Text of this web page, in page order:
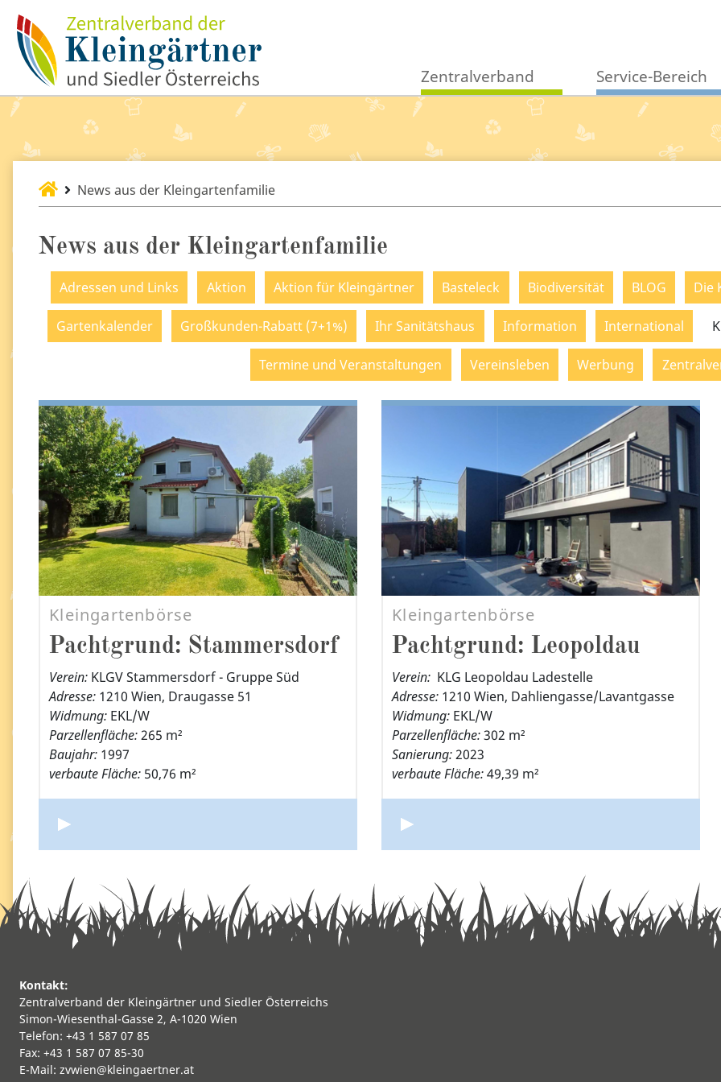
Zentralverband Service-Bereich
News aus der Kleingartenfamilie
News aus der Kleingartenfamilie
Adressen und Links Aktion Aktion für Kleingärtner Basteleck Biodiversität BLOG Die
Gartenkalender Großkunden-Rabatt (7+1%) Ihr Sanitätshaus Information International
Termine und Veranstaltungen Vereinsleben Werbung
Kleingartenbörse
Pachtgrund: Stammersdorf
Verein: KLGV Stammersdorf - Gruppe Süd
Adresse: 1210 Wien, Draugasse 51
Widmung: EKL/W
Parzellenfläche:265 m²
Baujahr: 1997
verbaute Fläche: 50,76 m²
Kleingartenbörse
Pachtgrund: Leopoldau
Verein: KLG Leopoldau Ladestelle
Adresse: 1210 Wien, Dahliengasse/Lavantgasse
Widmung: EKL/W
Parzellenfläche:302 m²
Sanierung:2023
verbaute Fläche:49,39 m²
Kontakt:
Zentralverband der Kleingärtner und Siedler Österreichs
Simon-Wiesenthal-Gasse 2, A-1020 Wien
Telefon: +43 1 587 07 85
Fax: +43 1 587 07 85-30
E-Mail: zvwien@kleingaertner.at